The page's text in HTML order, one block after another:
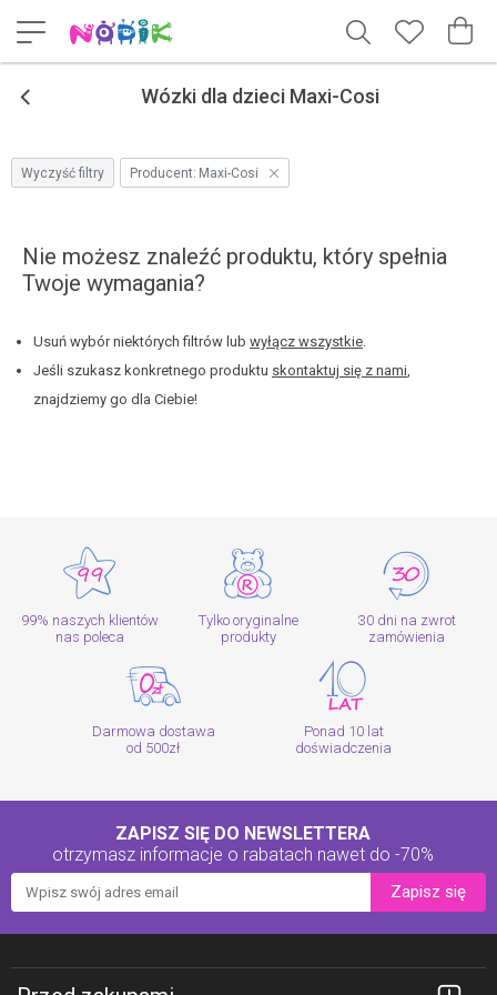
< Wózki dla dzieci Maxi-Cosi
Wyczyść filtry Producent: Maxi-Cosi
Nie możesz znaleźć produktu, który spełnia
Twoje wymagania?
Usuń wybór niektórych filtrów lub wyłącz wszystkie.
Jeśli szukasz konkretnego produktu skontaktuj się z nami,
znajdziemy go dla Ciebie!
99% naszych klientów
nas poleca
Tylko oryginalne
produkty
30 dni na zwrot
zamówienia
Darmowa dostawa
od 500zł
Ponad 10 lat
doświadczenia
ZAPISZ SIĘ DO NEWSLETTERA
otrzymasz informacje o rabatach nawet do -70%
Zapisz się